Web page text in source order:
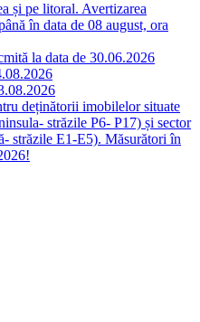
și pe litoral. Avertizarea
în data de 08 august, ora
la data de 30.06.2026
deținătorii imobilelor situate
străzile P6- P17) și sector
străzile E1-E5). Măsurători în